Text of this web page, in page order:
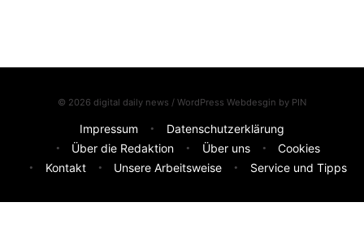
© 2026 digital daily news / WordPress Webdesgin by PIN
Impressum
Datenschutzerklärung
Über die Redaktion
Über uns
Cookies
Kontakt
Unsere Arbeitsweise Service und Tipps